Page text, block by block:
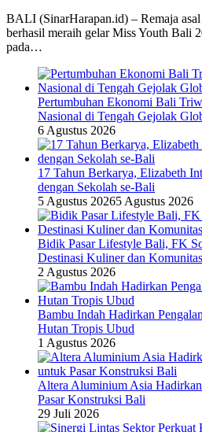
BALI (SinarHarapan.id) – Remaja
berhasil meraih gelar Miss Youth Bali
pada…
Pertumbuhan Ekonomi Bali
Nasional di Tengah Gejolak
6 Agustus 2026
17 Tahun Berkarya, Elizabeth
dengan Sekolah se-Bali
5 Agustus 20265 Agustus 2026
Bidik Pasar Lifestyle Bali, FK
Destinasi Kuliner dan Komunitas
2 Agustus 2026
Bambu Indah Hadirkan
Hutan Tropis Ubud
1 Agustus 2026
Altera Aluminium Asia
Pasar Konstruksi Bali
29 Juli 2026